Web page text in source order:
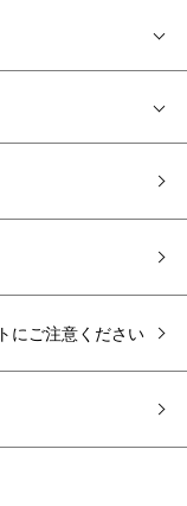
にご注意ください